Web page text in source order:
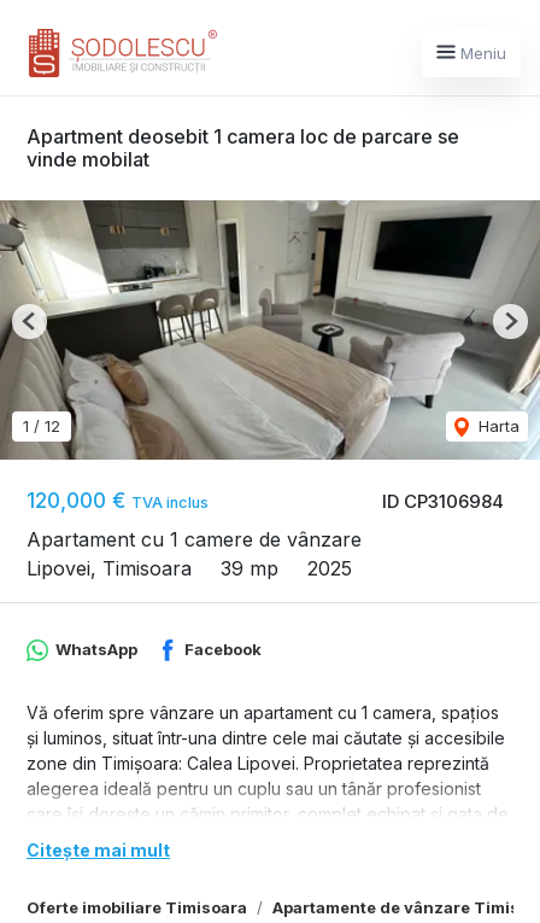
Meniu
Apartment deosebit 1 camera loc de parcare se
vinde mobilat
ID CP3106984
120,000 € TVA inclus
Apartament cu 1 camere de vânzare
Lipovei, Timisoara
39 mp 2025
1 / 12 Harta
Previous
Oferte imobiliare Timisoara Apartamente de vânzare
WhatsApp Facebook
Vă oferim spre vânzare un apartament cu 1 camera, spațios
și luminos, situat într-una dintre cele mai căutate și accesibile
zone din Timișoara: Calea Lipovei. Proprietatea reprezintă
alegerea ideală pentru un cuplu sau un tânăr profesionist
care își dorește un cămin primitor, complet echipat și gata de
mutare.
Citește mai mult